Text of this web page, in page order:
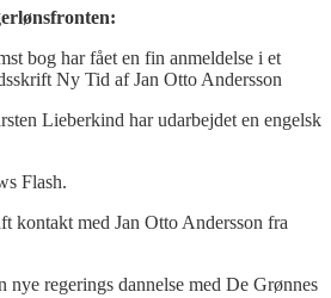
bog har fået en fin anmeldelse i et
Ny Tid af Jan Otto Andersson
Lieberkind har udarbejdet en engelsk
Flash.
kontakt med Jan Otto Andersson fra
nye regerings dannelse med De Grønnes